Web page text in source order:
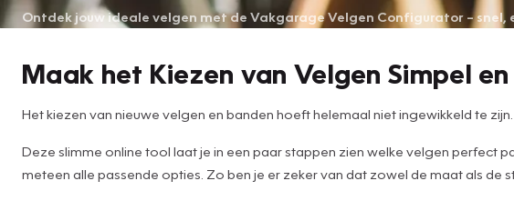
Ontdek jouw ideale velgen met de Vakgarage Velgen Configurator – snel,
Maak het Kiezen van Velgen Simpel
Het kiezen van nieuwe velgen en banden hoeft helemaal niet ingewikkeld te
Deze slimme online tool laat je in een paar stappen zien welke velgen perfect
meteen alle passende opties. Zo ben je er zeker van dat zowel de maat als de